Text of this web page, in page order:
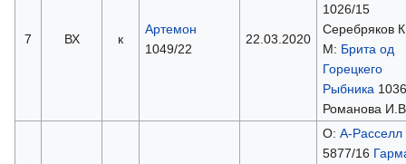
7 ВХ к
Артемон
1049/22
22.03.2020
1026/15
Серебряков
М: Брита од
Горецкего
Рыбника
Романова
О: А-Расселл
5877/16